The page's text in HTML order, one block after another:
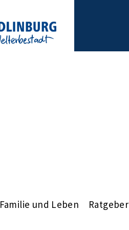
Familie und Leben Ratgeber